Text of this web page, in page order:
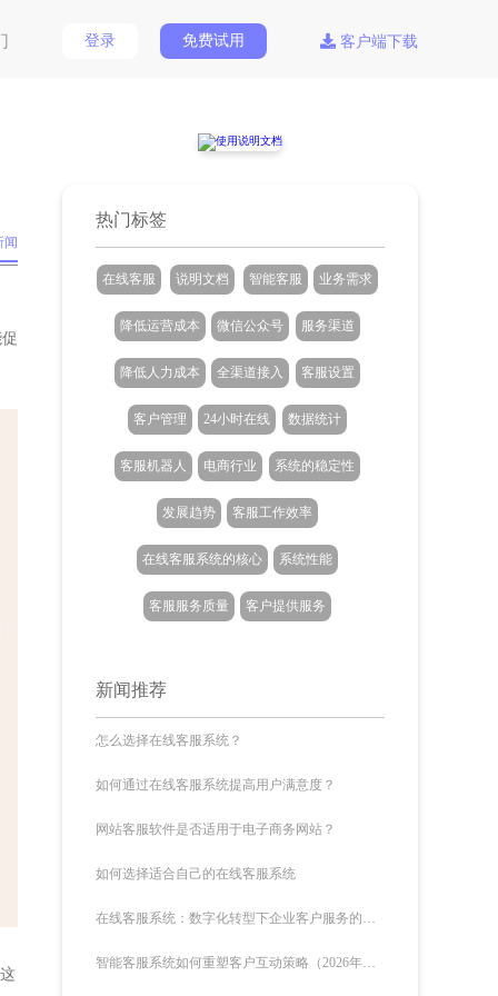
登录 免费试用 客户端下载
闻
热门标签
在线客服 说明文档 智能客服 业务需求
降低运营成本 微信公众号 服务渠道
降低人力成本 全渠道接入 客服设置
客户管理 24小时在线 数据统计
客服机器人 电商行业 系统的稳定性
发展趋势 客服工作效率
在线客服系统的核心 系统性能
客服服务质量 客户提供服务
新闻推荐
怎么选择在线客服系统？
如何通过在线客服系统提高用户满意度？
网站客服软件是否适用于电子商务网站？
如何选择适合自己的在线客服系统
在线客服系统：数字化转型下企业客户服务的核心驱动力
智能客服系统如何重塑客户互动策略（2026年最新实践）